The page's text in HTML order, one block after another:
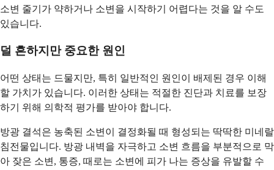
소변 줄기가 약하거나 소변을 시작하기 어렵다는 것을 알 수도
있습니다.
덜 흔하지만 중요한 원인
어떤 상태는 드물지만, 특히 일반적인 원인이 배제된 경우 이해
할 가치가 있습니다. 이러한 상태는 적절한 진단과 치료를 보장
하기 위해 의학적 평가를 받아야 합니다.
방광 결석은 농축된 소변이 결정화될 때 형성되는 딱딱한 미네랄
침전물입니다. 방광 내벽을 자극하고 소변 흐름을 부분적으로 막
아 잦은 소변, 통증, 때로는 소변에 피가 나는 증상을 유발할 수